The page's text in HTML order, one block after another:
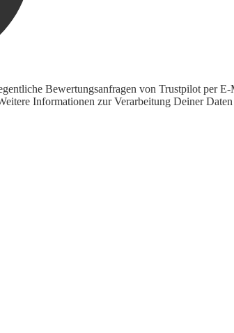
Bewertungsanfragen von Trustpilot per
Informationen zur Verarbeitung Deiner